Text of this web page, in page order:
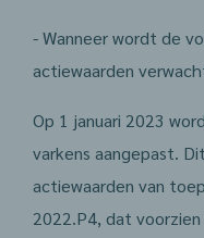
- Wanneer wordt de
actiewaarden
Op 1 januari 2023
varkens aangepast.
actiewaarden van
2022.P4, dat